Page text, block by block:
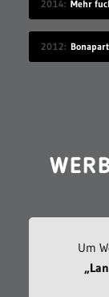
2014 Mehr
2012
Um